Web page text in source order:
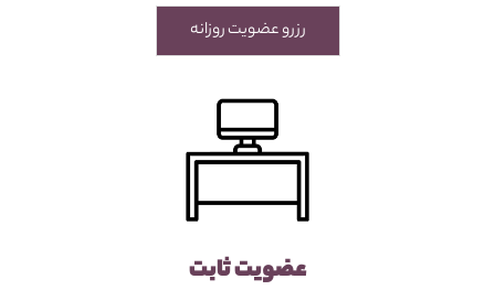
رزرو عضویت روزانه
عضویت ثابت